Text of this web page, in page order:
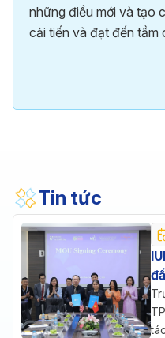
những điều mới và tạo
cải tiến và đạt đến tầm
Tin tức